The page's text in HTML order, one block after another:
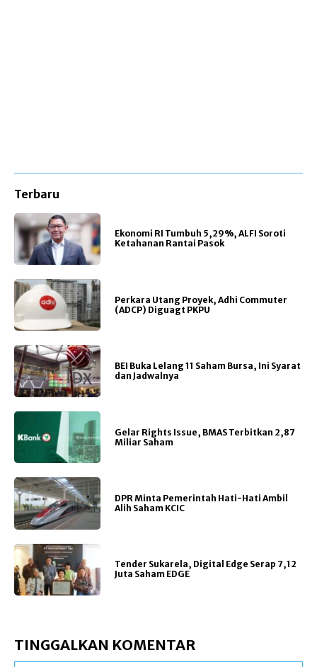
Terbaru
Ekonomi RI Tumbuh 5,29%, ALFI Soroti
Ketahanan Rantai Pasok
Perkara Utang Proyek, Adhi Commuter
(ADCP) Diguagt PKPU
BEI Buka Lelang 11 Saham Bursa, Ini Syarat
dan Jadwalnya
Gelar Rights Issue, BMAS Terbitkan 2,87
Miliar Saham
DPR Minta Pemerintah Hati-Hati Ambil
Alih Saham KCIC
Tender Sukarela, Digital Edge Serap 7,12
Juta Saham EDGE
TINGGALKAN KOMENTAR